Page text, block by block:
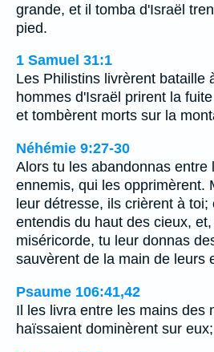
grande, et il tomba d'Israël
pied.
1 Samuel 31:1
Les Philistins livrèrent bataille
hommes d'Israël prirent la
et tombèrent morts sur la
Néhémie 9:27-30
Alors tu les abandonnas entre
ennemis, qui les opprimèrent.
leur détresse, ils crièrent à toi;
entendis du haut des cieux,
miséricorde, tu leur donnas
sauvèrent de la main de leurs
Psaume 106:41,42
Il les livra entre les mains des
haïssaient dominèrent sur